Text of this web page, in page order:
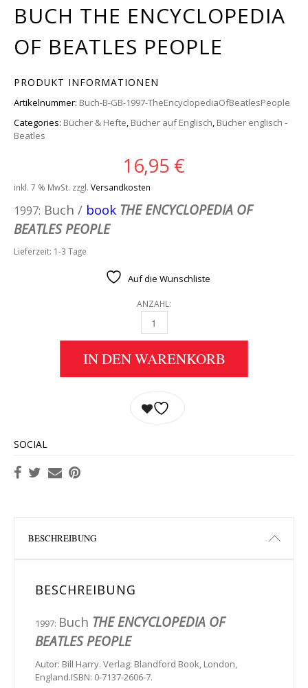
BUCH THE ENCYCLOPEDIA
OF BEATLES PEOPLE
PRODUKT INFORMATIONEN
Artikelnummer: Buch-B-GB-1997-TheEncyclopediaOfBeatlesPeople
Categories: Bücher & Hefte, Bücher auf Englisch, Bücher englisch -
Beatles
16,95 €
inkl. 7 % MwSt. zzgl. Versandkosten
1997: Buch / book THE ENCYCLOPEDIA OF
BEATLES PEOPLE
Lieferzeit: 1-3 Tage
Auf die Wunschliste
ANZAHL:
BUCH THE ENCYCLOPEDIA OF BEATLES
IN DEN WARENKORB
SOCIAL
BESCHREIBUNG
BESCHREIBUNG
1997: Buch THE ENCYCLOPEDIA OF
BEATLES PEOPLE
Autor: Bill Harry. Verlag: Blandford Book, London,
England.ISBN: 0-7137-2606-7.